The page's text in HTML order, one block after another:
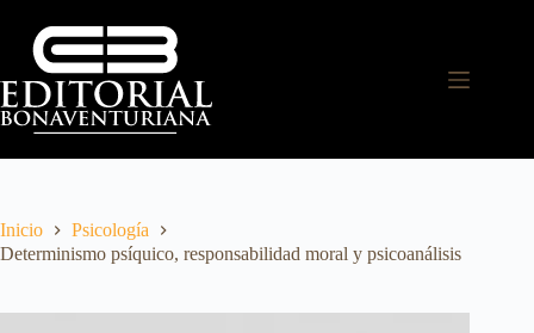
Inicio
Psicología
Determinismo psíquico, responsabilidad moral y psicoanálisis